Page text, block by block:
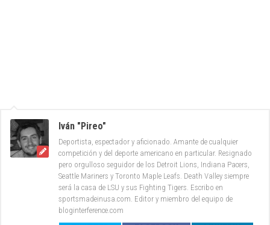
Iván "Pireo"
Deportista, espectador y aficionado. Amante de cualquier
competición y del deporte americano en particular. Resignado
pero orgulloso seguidor de los Detroit Lions, Indiana Pacers,
Seattle Mariners y Toronto Maple Leafs. Death Valley siempre
será la casa de LSU y sus Fighting Tigers. Escribo en
sportsmadeinusa.com. Editor y miembro del equipo de
bloginterference.com